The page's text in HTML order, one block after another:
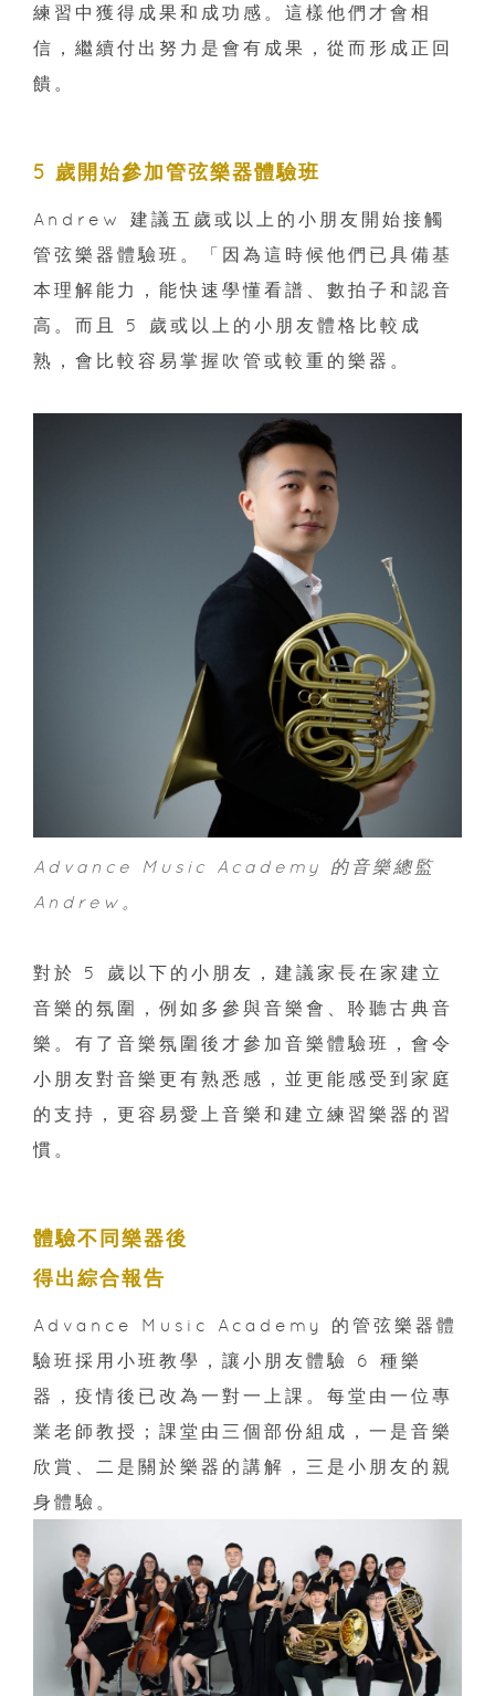
練習中獲得成果和成功感。這樣他們才會相
信，繼續付出努力是會有成果，從而形成正回
饋。
5 歲開始參加管弦樂器體驗班
Andrew 建議五歲或以上的小朋友開始接觸
管弦樂器體驗班。「因為這時候他們已具備基
本理解能力，能快速學懂看譜、數拍子和認音
高。而且 5 歲或以上的小朋友體格比較成
熟，會比較容易掌握吹管或較重的樂器。
Advance Music Academy 的音樂總監
Andrew。
對於 5 歲以下的小朋友，建議家長在家建立
音樂的氛圍，例如多參與音樂會、聆聽古典音
樂。有了音樂氛圍後才參加音樂體驗班，會令
小朋友對音樂更有熟悉感，並更能感受到家庭
的支持，更容易愛上音樂和建立練習樂器的習
慣。
體驗不同樂器後
得出綜合報告
Advance Music Academy 的管弦樂器體
驗班採用小班教學，讓小朋友體驗 6 種樂
器，疫情後已改為一對一上課。每堂由一位專
業老師教授；課堂由三個部份組成，一是音樂
欣賞、二是關於樂器的講解，三是小朋友的親
身體驗。